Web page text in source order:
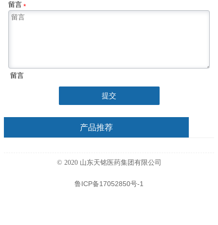
留言*
留言
提交
产品推荐
© 2020 山东天铭医药集团有限公司
鲁ICP备17052850号-1